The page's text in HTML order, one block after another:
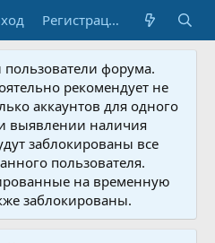
Регистрация
форума.
рекомендует не
аккаунтов для одного
выявлении наличия
заблокированы все
пользователя.
на временную
заблокированы.